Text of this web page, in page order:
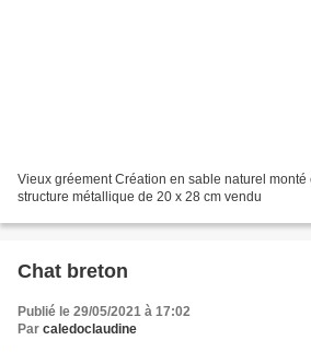
Vieux gréement Création en sable naturel monté
structure métallique de 20 x 28 cm vendu
Chat breton
Publié le 29/05/2021 à 17:02
Par caledoclaudine